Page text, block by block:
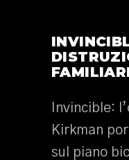
Invincible:
Kirkman
sul piano